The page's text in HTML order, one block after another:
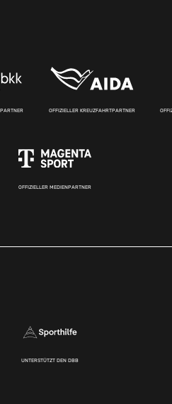
OFFIZIELLER KREUZFAHRTPARTNER
OFFIZIELLER MEDIENPARTNER
UNTERSTÜTZT DEN DBB